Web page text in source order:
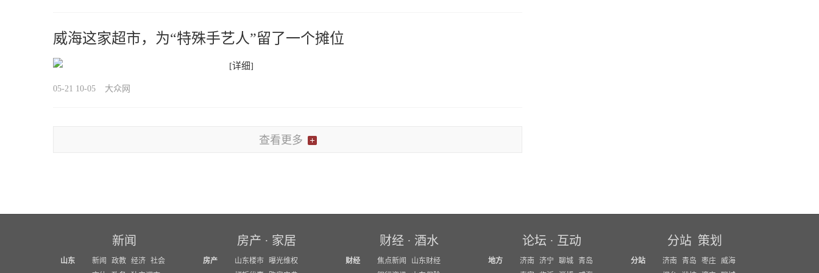
威海这家超市，为“特殊手艺人”留了一个摊位
[详细]
05-21 10-05 大众网
查看更多
新闻
山东 新闻 政教 经济 社会
房产 · 家居
房产 山东楼市
曝光维权
财经 · 酒水
财经 焦点新闻
山东财经
论坛 · 互动
地方 济南 济宁 聊城 青岛
分站 策划
分站 济南 青岛 枣庄 威海